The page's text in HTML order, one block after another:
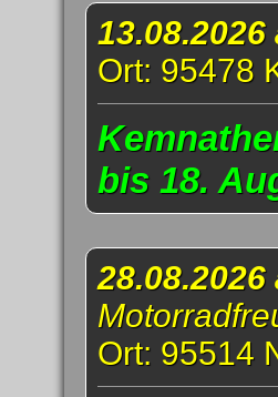
Ort: 95478
bis 18.
Ort: 95514